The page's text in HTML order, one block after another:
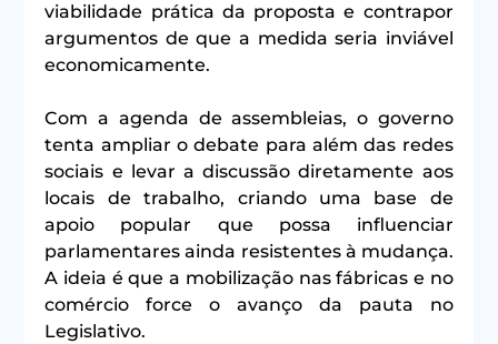
viabilidade prática da proposta e contrapor
argumentos de que a medida seria inviável
economicamente.
Com a agenda de assembleias, o governo
tenta ampliar o debate para além das redes
sociais e levar a discussão diretamente aos
locais de trabalho, criando uma base de
apoio popular que possa influenciar
parlamentares ainda resistentes à mudança.
A ideia é que a mobilização nas fábricas e no
comércio force o avanço da pauta no
Legislativo.